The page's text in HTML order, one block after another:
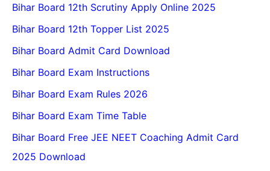
Bihar Board 12th Scrutiny Apply Online 2025
Bihar Board 12th Topper List 2025
Bihar Board Admit Card Download
Bihar Board Exam Instructions
Bihar Board Exam Rules 2026
Bihar Board Exam Time Table
Bihar Board Free JEE NEET Coaching Admit Card
2025 Download